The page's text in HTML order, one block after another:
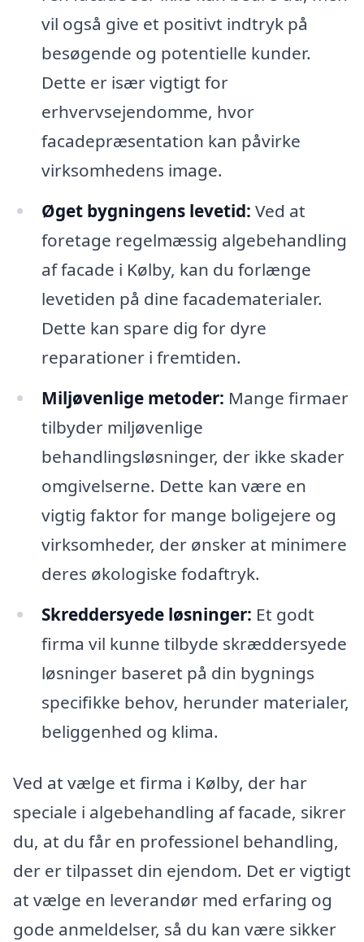
vil også give et positivt indtryk på
besøgende og potentielle kunder.
Dette er især vigtigt for
erhvervsejendomme, hvor
facadepræsentation kan påvirke
virksomhedens image.
Øget bygningens levetid: Ved at
foretage regelmæssig algebehandling
af facade i Kølby, kan du forlænge
levetiden på dine facadematerialer.
Dette kan spare dig for dyre
reparationer i fremtiden.
Miljøvenlige metoder: Mange firmaer
tilbyder miljøvenlige
behandlingsløsninger, der ikke skader
omgivelserne. Dette kan være en
vigtig faktor for mange boligejere og
virksomheder, der ønsker at minimere
deres økologiske fodaftryk.
Skreddersyede løsninger: Et godt
firma vil kunne tilbyde skræddersyede
løsninger baseret på din bygnings
specifikke behov, herunder materialer,
beliggenhed og klima.
Ved at vælge et firma i Kølby, der har
speciale i algebehandling af facade, sikrer
du, at du får en professionel behandling,
der er tilpasset din ejendom. Det er vigtigt
at vælge en leverandør med erfaring og
gode anmeldelser, så du kan være sikker